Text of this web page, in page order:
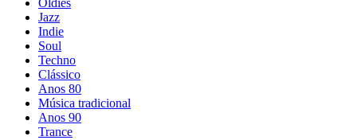
Oldies
Jazz
Indie
Soul
Techno
Clássico
Anos 80
Música tradicional
Anos 90
Trance